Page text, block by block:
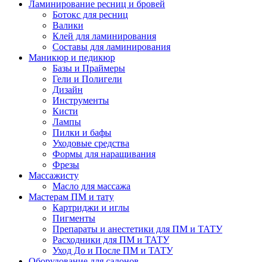
Ламинирование ресниц и бровей
Ботокс для ресниц
Валики
Клей для ламинирования
Составы для ламинирования
Маникюр и педикюр
Базы и Праймеры
Гели и Полигели
Дизайн
Инструменты
Кисти
Лампы
Пилки и бафы
Уходовые средства
Формы для наращивания
Фрезы
Массажисту
Масло для массажа
Мастерам ПМ и тату
Картриджи и иглы
Пигменты
Препараты и анестетики для ПМ и ТАТУ
Расходники для ПМ и ТАТУ
Уход До и После ПМ и ТАТУ